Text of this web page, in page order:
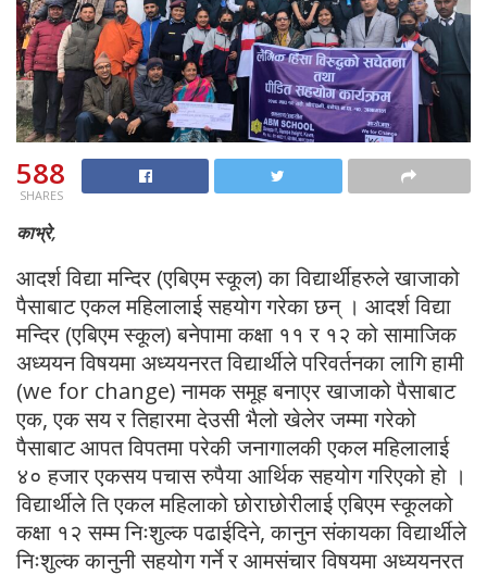
588
SHARES
काभ्रे,
आदर्श विद्या मन्दिर (एबिएम स्कूल) का विद्यार्थीहरुले खाजाको
पैसाबाट एकल महिलालाई सहयोग गरेका छन् । आदर्श विद्या
मन्दिर (एबिएम स्कूल) बनेपामा कक्षा ११ र १२ को सामाजिक
अध्ययन विषयमा अध्ययनरत विद्यार्थीले परिवर्तनका लागि हामी
(we for change) नामक समूह बनाएर खाजाको पैसाबाट
एक, एक सय र तिहारमा देउसी भैलो खेलेर जम्मा गरेको
पैसाबाट आपत विपतमा परेकी जनागालकी एकल महिलालाई
४० हजार एकसय पचास रुपैया आर्थिक सहयोग गरिएको हो ।
विद्यार्थीले ति एकल महिलाको छोराछोरीलाई एबिएम स्कूलको
कक्षा १२ सम्म निःशुल्क पढाईदिने, कानुन संकायका विद्यार्थीले
निःशुल्क कानुनी सहयोग गर्ने र आमसंचार विषयमा अध्ययनरत